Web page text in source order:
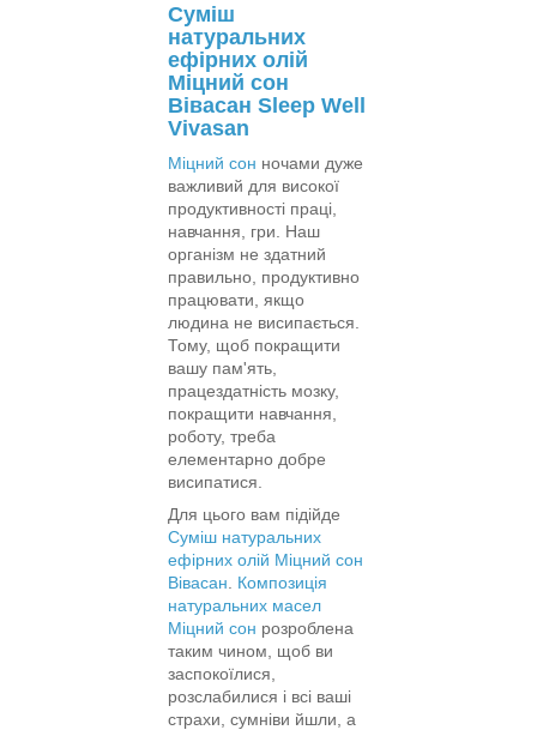
Суміш
натуральних
ефірних олій
Міцний сон
Вівасан Sleep Well
Vivasan
Міцний сон ночами дуже
важливий для високої
продуктивності праці,
навчання, гри. Наш
організм не здатний
правильно, продуктивно
працювати, якщо
людина не висипається.
Тому, щоб покращити
вашу пам'ять,
працездатність мозку,
покращити навчання,
роботу, треба
елементарно добре
висипатися.
Для цього вам підійде
Суміш натуральних
ефірних олій Міцний сон
Вівасан
Композиція
натуральних масел
Міцний сон розроблена
таким чином, щоб ви
заспокоїлися,
розслабилися і всі ваші
страхи, сумніви йшли, а